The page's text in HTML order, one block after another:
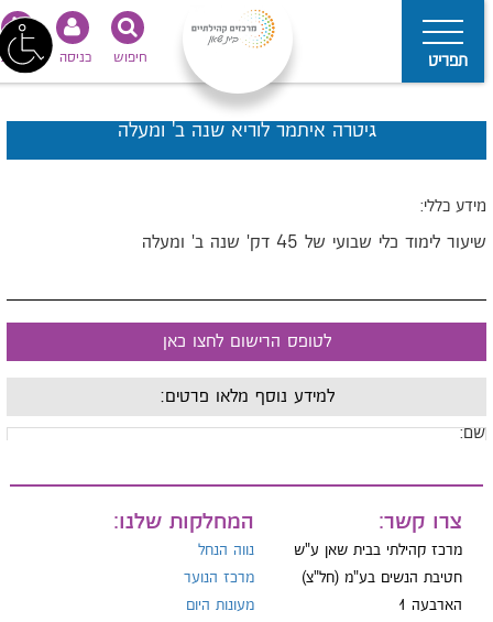
תפריט נגישות כניסה חיפוש
גיטרה איתמר לוריא שנה ב' ומעלה
כללי:
לימוד כלי שבועי של 45 דק' שנה ב' ומעלה
לטופס הרישום לחצו כאן
למידע נוסף מלאו פרטים:
צרו קשר:
מרכז קהילתי בבית שאן ע"ש
חטיבת הנשים בע"מ (חל"צ)
הארבעה 1
המחלקות שלנו:
נווה הנחל
מרכז הנוער
מעונות היום